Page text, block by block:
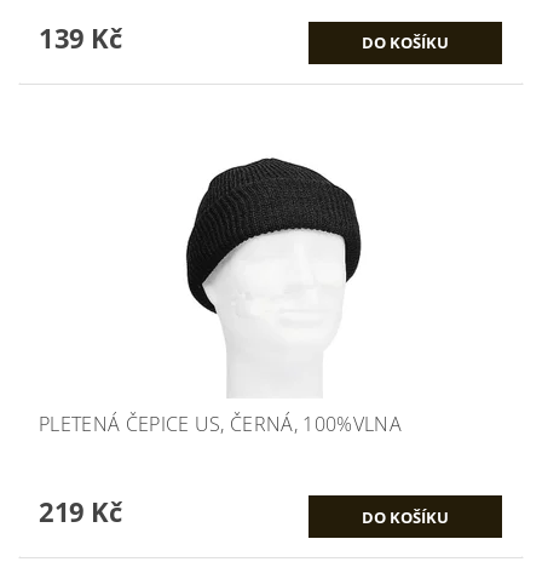
139 Kč
PLETENÁ ČEPICE US, ČERNÁ, 100%VLNA
219 Kč